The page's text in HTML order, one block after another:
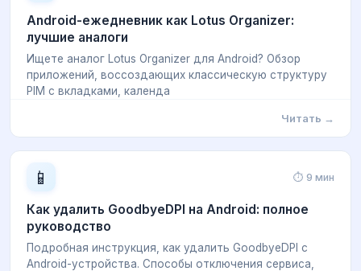
Android-ежедневник как Lotus Organizer:
лучшие аналоги
Ищете аналог Lotus Organizer для Android? Обзор
приложений, воссоздающих классическую структуру
PIM с вкладками, календа
Читать →
📱 ⏱ 9 мин
Как удалить GoodbyeDPI на Android: полное
руководство
Подробная инструкция, как удалить GoodbyeDPI с
Android-устройства. Способы отключения сервиса,